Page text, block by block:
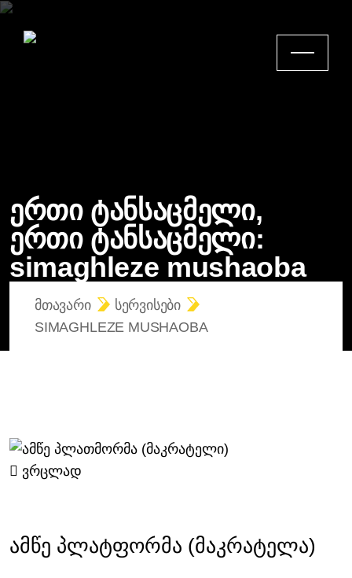
ერთი ტანსაცმელი,
ერთი ტანსაცმელი:
simaghleze mushaoba
ᲛᲗᲐᲕᲐᲠᲘ
ᲡᲔᲠᲕᲘᲡᲔᲑᲘ
SIMAGHLEZE MUSHAOBA
ვრცლად
ამწე პლატფორმა (მაკრატელა)